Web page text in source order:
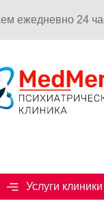
ежедневно 24
Услуги клиники